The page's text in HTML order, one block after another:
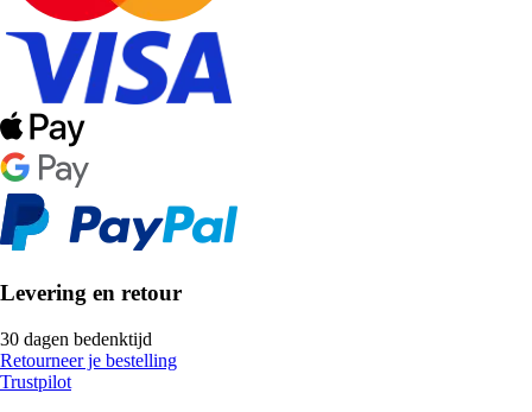
Levering en retour
30 dagen bedenktijd
Retourneer je bestelling
Trustpilot